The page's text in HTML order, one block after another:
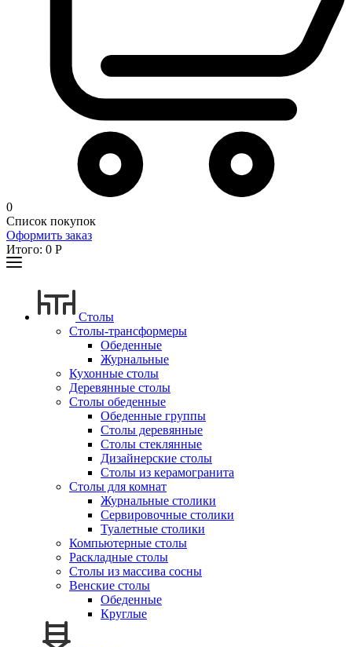
0
Список покупок
Оформить заказ
Итого: 0 Р
Столы
Столы-трансформеры
Обеденные
Журнальные
Кухонные столы
Деревянные столы
Столы обеденные
Обеденные группы
Столы деревянные
Столы стеклянные
Дизайнерские столы
Столы из керамогранита
Столы для комнат
Журнальные столики
Сервировочные столики
Туалетные столики
Компьютерные столы
Раскладные столы
Столы из массива сосны
Венские столы
Обеденные
Круглые